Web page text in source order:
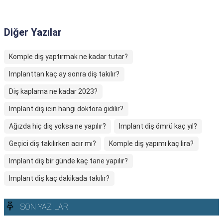
Diğer Yazılar
Komple diş yaptırmak ne kadar tutar?
Implanttan kaç ay sonra diş takılır?
Diş kaplama ne kadar 2023?
Implant diş icin hangi doktora gidilir?
Ağızda hiç diş yoksa ne yapılır? Implant diş ömrü kaç yıl?
Geçici diş takılırken acır mı? Komple diş yapımı kaç lira?
Implant diş bir günde kaç tane yapılır?
Implant diş kaç dakikada takılır?
SON YAZILAR